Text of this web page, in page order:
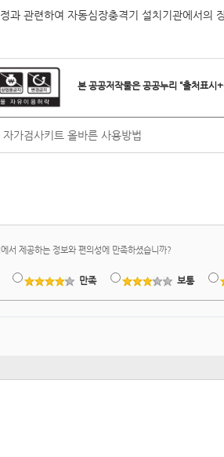
정과 관련하여 자동심장충격기 설치기관에서의
본 공공저작물은 공공누리 “출처표시
자가검사키트 올바른 사용방법
서 제공하는 정보와 편의성에 만족하셨습니까?
만족 보통